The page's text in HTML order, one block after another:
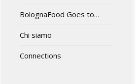
BolognaFood Goes to…
Chi siamo
Connections